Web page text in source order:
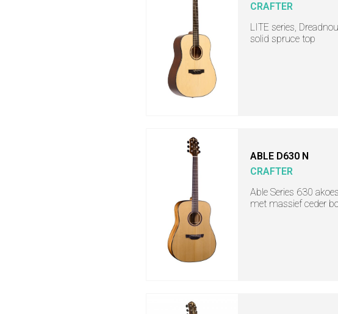
CRAFTER
LITE series,
solid spruce top
ABLE D630 N
CRAFTER
Able Series 630
met massief ceder